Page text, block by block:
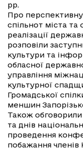
рр.
Про
спільнот міста та
реалізації
розповіли
культури та
обласної
управління
культурної
Громадської
меншин
Також
та днів
проведення
побажання